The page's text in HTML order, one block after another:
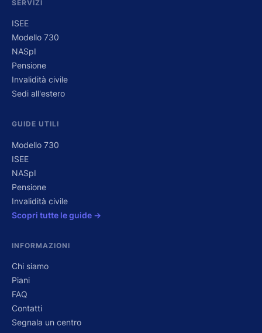
SERVIZI
ISEE
Modello 730
NASpI
Pensione
Invalidità civile
Sedi all'estero
GUIDE UTILI
Modello 730
ISEE
NASpI
Pensione
Invalidità civile
Scopri tutte le guide →
INFORMAZIONI
Chi siamo
Piani
FAQ
Contatti
Segnala un centro